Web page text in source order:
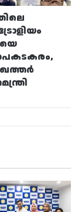
ഖത്തർ